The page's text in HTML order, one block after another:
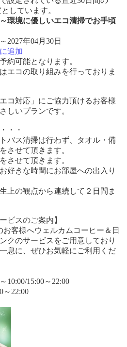
しています。
環境に優しいエコ清掃でお手頃
2027年04月30日
追加
約可能となります。
エコの取り組みを行っておりま
コ対応」にご協力頂けるお客様
しいプランです。
・・
バス清掃は行わず、タオル・備
させて頂きます。
させて頂きます。
好きな時間にお部屋への出入り
上の観点から連続して２日間ま
ビスのご案内】
客様へウェルカムコーヒー＆日
クのサービスをご用意しており
息に、ぜひお気軽にご利用くだ
10:00/15:00～22:00
～22:00